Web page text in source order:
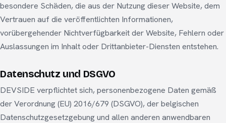
besondere Schäden, die aus der Nutzung dieser Website, dem
Vertrauen auf die veröffentlichten Informationen,
vorübergehender Nichtverfügbarkeit der Website, Fehlern oder
Auslassungen im Inhalt oder Drittanbieter-Diensten entstehen.
Datenschutz und DSGVO
DEVSIDE verpflichtet sich, personenbezogene Daten gemäß
der Verordnung (EU) 2016/679 (DSGVO), der belgischen
Datenschutzgesetzgebung und allen anderen anwendbaren